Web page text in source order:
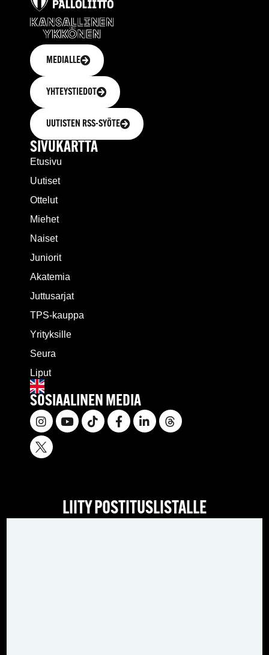
MEDIALLE
YHTEYSTIEDOT
UUTISTEN RSS-SYÖTE
SIVUKARTTA
Etusivu
Uutiset
Ottelut
Miehet
Naiset
Juniorit
Akatemia
Juttusarjat
TPS-kauppa
Yrityksille
Seura
Liput
SOSIAALINEN MEDIA
LIITY POSTITUSLISTALLE